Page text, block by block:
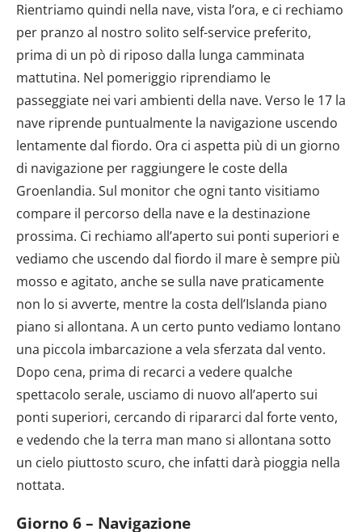
Rientriamo quindi nella nave, vista l’ora, e ci rechiamo
per pranzo al nostro solito self-service preferito,
prima di un pò di riposo dalla lunga camminata
mattutina. Nel pomeriggio riprendiamo le
passeggiate nei vari ambienti della nave. Verso le 17 la
nave riprende puntualmente la navigazione uscendo
lentamente dal fiordo. Ora ci aspetta più di un giorno
di navigazione per raggiungere le coste della
Groenlandia. Sul monitor che ogni tanto visitiamo
compare il percorso della nave e la destinazione
prossima. Ci rechiamo all’aperto sui ponti superiori e
vediamo che uscendo dal fiordo il mare è sempre più
mosso e agitato, anche se sulla nave praticamente
non lo si avverte, mentre la costa dell’Islanda piano
piano si allontana. A un certo punto vediamo lontano
una piccola imbarcazione a vela sferzata dal vento.
Dopo cena, prima di recarci a vedere qualche
spettacolo serale, usciamo di nuovo all’aperto sui
ponti superiori, cercando di ripararci dal forte vento,
e vedendo che la terra man mano si allontana sotto
un cielo piuttosto scuro, che infatti darà pioggia nella
nottata.
Giorno 6 – Navigazione